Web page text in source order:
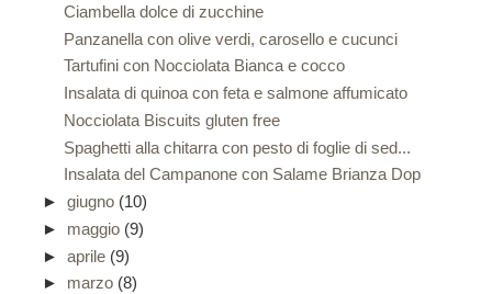
Ciambella dolce di zucchine
Panzanella con olive verdi, carosello e cucunci
Tartufini con Nocciolata Bianca e cocco
Insalata di quinoa con feta e salmone affumicato
Nocciolata Biscuits gluten free
Spaghetti alla chitarra con pesto di foglie di sed...
Insalata del Campanone con Salame Brianza Dop
► giugno (10)
► maggio (9)
► aprile (9)
► marzo (8)